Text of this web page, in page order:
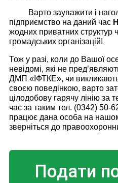
Варто зауважити і
підприємство на даний час
жодних приватних структур
громадських організацій!
Тож у разі, коли до Вашої
невідомі, які не
ДМП «ІФТКЕ», чи викликають
своєю поведінкою, варто
цілодобову гарячу лінію за
час за таким тел. (0342) 50-
працює дана особа на
зверніться до
Подати